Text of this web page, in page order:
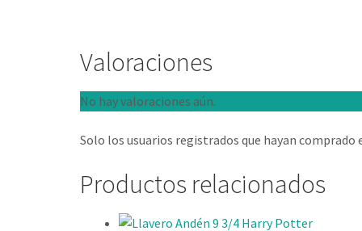
Valoraciones
No hay valoraciones aún.
Solo los usuarios registrados que hayan
Productos relacionados